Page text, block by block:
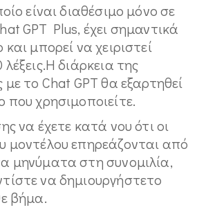
είναι διαθέσιμο μόνο σε
GPT Plus, έχει σημαντικά
μπορεί να χειριστεί
διάρκεια της
με το Chat GPT θα εξαρτηθεί
χρησιμοποιείτε.
να έχετε κατά νου ότι οι
μοντέλου επηρεάζονται από
μηνύματα στη συνομιλία,
να δημιουργήστετο
βήμα.